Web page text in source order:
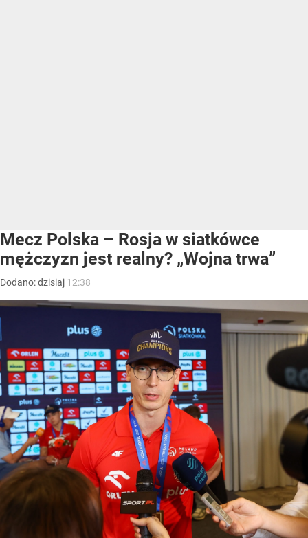
Mecz Polska – Rosja w siatkówce
mężczyzn jest realny? „Wojna trwa”
Dodano:dzisiaj 12:38